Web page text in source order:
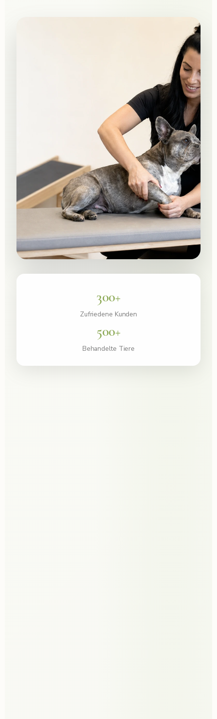
300+
Zufriedene Kunden
500+
Behandelte Tiere